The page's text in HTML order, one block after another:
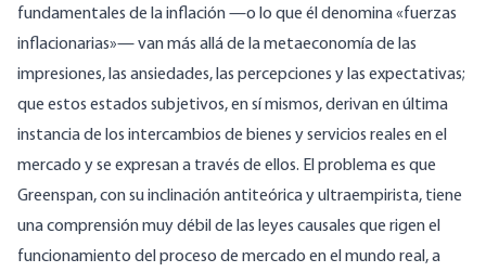
fundamentales de la inflación —o lo que él denomina «fuerzas
inflacionarias»— van más allá de la metaeconomía de las
impresiones, las ansiedades, las percepciones y las expectativas;
que estos estados subjetivos, en sí mismos, derivan en última
instancia de los intercambios de bienes y servicios reales en el
mercado y se expresan a través de ellos. El problema es que
Greenspan, con su inclinación antiteórica y ultraempirista, tiene
una comprensión muy débil de las leyes causales que rigen el
funcionamiento del proceso de mercado en el mundo real, a